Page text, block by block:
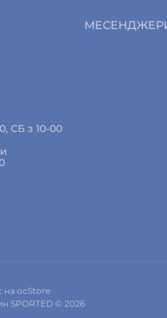
СБ з 10-00
на ocStore
SPORTED © 2026